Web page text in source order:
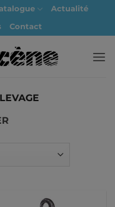
Actualité
Contact
LEVAGE